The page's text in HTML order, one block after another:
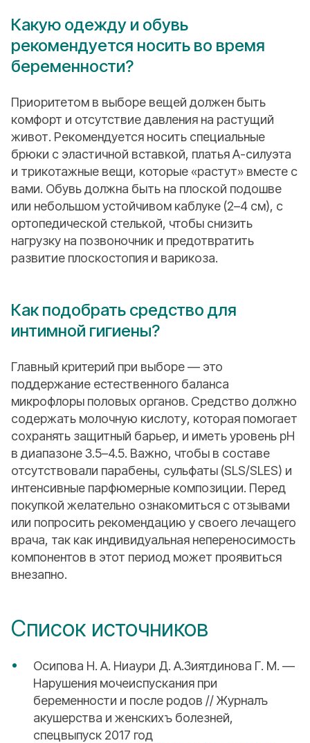
Какую одежду и обувь
рекомендуется носить во время
беременности?
Приоритетом в выборе вещей должен быть
комфорт и отсутствие давления на растущий
живот. Рекомендуется носить специальные
брюки с эластичной вставкой, платья А-силуэта
и трикотажные вещи, которые «растут» вместе с
вами. Обувь должна быть на плоской подошве
или небольшом устойчивом каблуке (2–4 см), с
ортопедической стелькой, чтобы снизить
нагрузку на позвоночник и предотвратить
развитие плоскостопия и варикоза.
Как подобрать средство для
интимной гигиены?
Главный критерий при выборе — это
поддержание естественного баланса
микрофлоры половых органов. Средство должно
содержать молочную кислоту, которая помогает
сохранять защитный барьер, и иметь уровень pH
в диапазоне 3.5–4.5. Важно, чтобы в составе
отсутствовали парабены, сульфаты (SLS/SLES) и
интенсивные парфюмерные композиции. Перед
покупкой желательно ознакомиться с отзывами
или попросить рекомендацию у своего лечащего
врача, так как индивидуальная непереносимость
компонентов в этот период может проявиться
внезапно.
Список источников
Осипова Н. А. Ниаури Д. А.Зиятдинова Г. М. —
Нарушения мочеиспускания при
беременности и после родов // Журналъ
акушерства и женскихъ болезней,
спецвыпуск 2017 год